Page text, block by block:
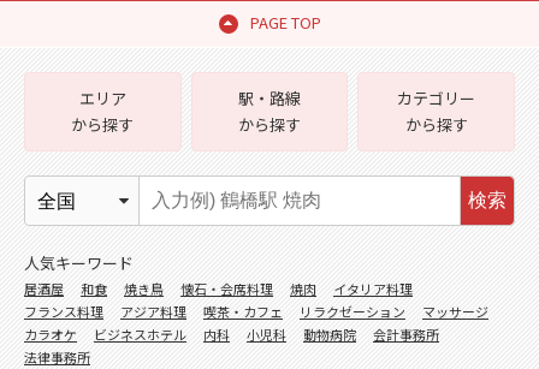
PAGE TOP
エリア
から探す
駅・路線
から探す
カテゴリー
から探す
検索
人気キーワード
居酒屋 和食 焼き鳥 懐石・会席料理 焼肉
イタリア料理
フランス料理
アジア料理 喫茶・カフェ リラクゼーション
マッサージ
カラオケ
ビジネスホテル 内科 小児科 動物病院
会計事務所
法律事務所